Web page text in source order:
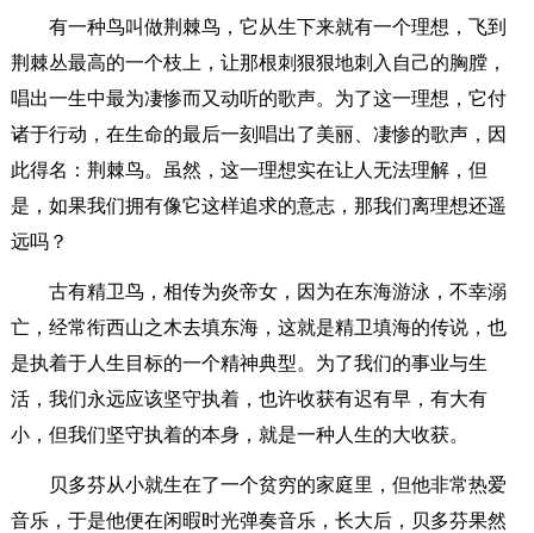
有一种鸟叫做荆棘鸟，它从生下来就有一个理想，飞到
荆棘丛最高的一个枝上，让那根刺狠狠地刺入自己的胸膛，
唱出一生中最为凄惨而又动听的歌声。为了这一理想，它付
诸于行动，在生命的最后一刻唱出了美丽、凄惨的歌声，因
此得名：荆棘鸟。虽然，这一理想实在让人无法理解，但
是，如果我们拥有像它这样追求的意志，那我们离理想还遥
远吗？
古有精卫鸟，相传为炎帝女，因为在东海游泳，不幸溺
亡，经常衔西山之木去填东海，这就是精卫填海的传说，也
是执着于人生目标的一个精神典型。为了我们的事业与生
活，我们永远应该坚守执着，也许收获有迟有早，有大有
小，但我们坚守执着的本身，就是一种人生的大收获。
贝多芬从小就生在了一个贫穷的家庭里，但他非常热爱
音乐，于是他便在闲暇时光弹奏音乐，长大后，贝多芬果然